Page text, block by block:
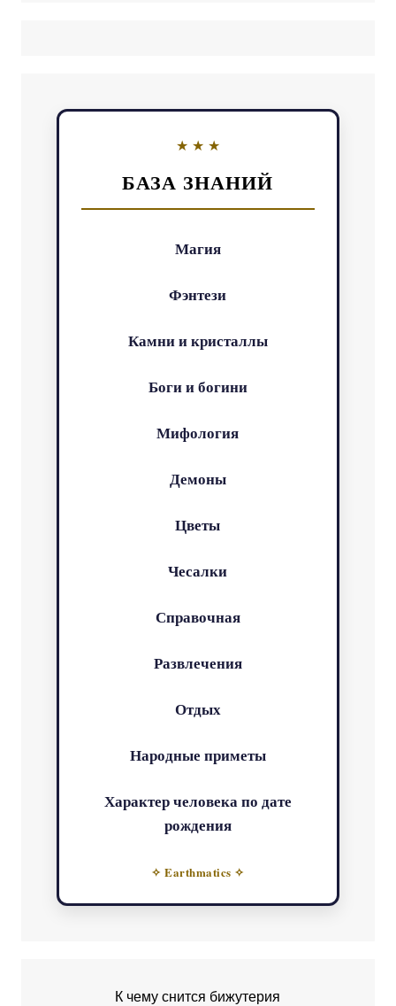
БАЗА ЗНАНИЙ
Магия
Фэнтези
Камни и кристаллы
Боги и богини
Мифология
Демоны
Цветы
Чесалки
Справочная
Развлечения
Отдых
Народные приметы
Характер человека по дате
рождения
✧ Earthmatics ✧
К чему снится бижутерия